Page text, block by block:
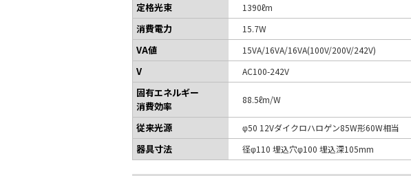
定格光束 1390ℓm
消費電力 15.7W
VA値 15VA/16VA/16VA(100V/200V/242V)
V AC100-242V
固有エネルギー
消費効率
88.5ℓm/W
従来光源 φ50 12Vダイクロハロゲン85W形60W相当
器具寸法 径φ110 埋込穴φ100 埋込深105mm